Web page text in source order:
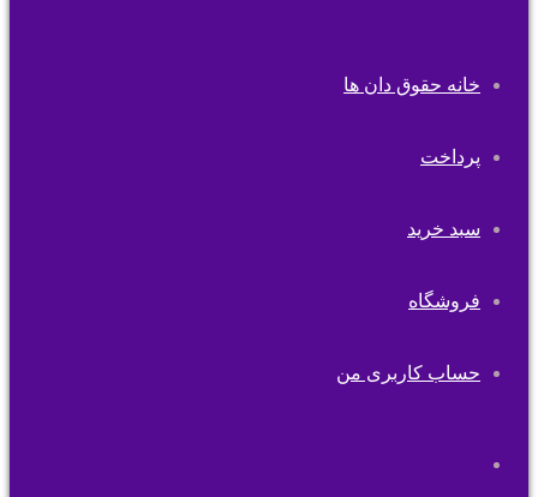
خانه حقوق دان ها
پرداخت
سبد خرید
فروشگاه
حساب کاربری من